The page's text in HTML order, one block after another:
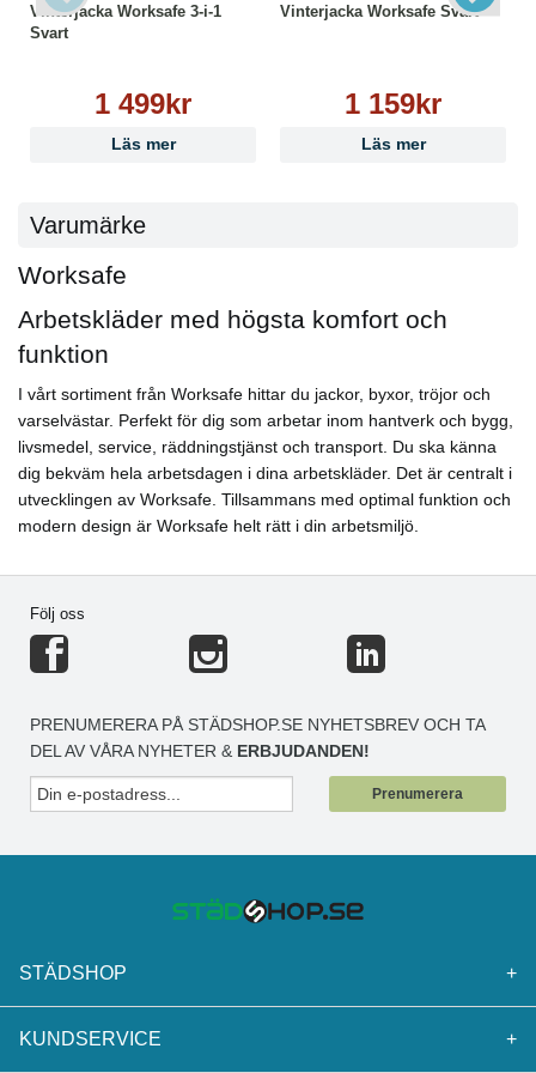
Vinterjacka Worksafe 3-i-1
Svart
1 499kr
Läs mer
Vinterjacka Worksafe Svart
1 159kr
Läs mer
Varumärke
Worksafe
Arbetskläder med högsta komfort och
funktion
I vårt sortiment från Worksafe hittar du jackor, byxor, tröjor och
varselvästar. Perfekt för dig som arbetar inom hantverk och bygg,
livsmedel, service, räddningstjänst och transport. Du ska känna
dig bekväm hela arbetsdagen i dina arbetskläder. Det är centralt i
utvecklingen av Worksafe. Tillsammans med optimal funktion och
modern design är Worksafe helt rätt i din arbetsmiljö.
Följ oss
PRENUMERERA PÅ STÄDSHOP.SE NYHETSBREV OCH TA
DEL AV VÅRA NYHETER & ERBJUDANDEN!
Prenumerera
STÄDSHOP +
KUNDSERVICE +